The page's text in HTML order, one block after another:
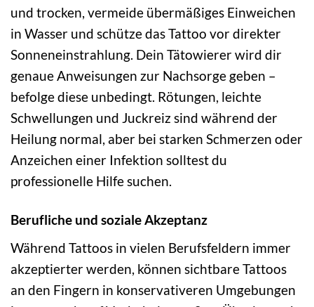
und trocken, vermeide übermäßiges Einweichen
in Wasser und schütze das Tattoo vor direkter
Sonneneinstrahlung. Dein Tätowierer wird dir
genaue Anweisungen zur Nachsorge geben –
befolge diese unbedingt. Rötungen, leichte
Schwellungen und Juckreiz sind während der
Heilung normal, aber bei starken Schmerzen oder
Anzeichen einer Infektion solltest du
professionelle Hilfe suchen.
Berufliche und soziale Akzeptanz
Während Tattoos in vielen Berufsfeldern immer
akzeptierter werden, können sichtbare Tattoos
an den Fingern in konservativeren Umgebungen